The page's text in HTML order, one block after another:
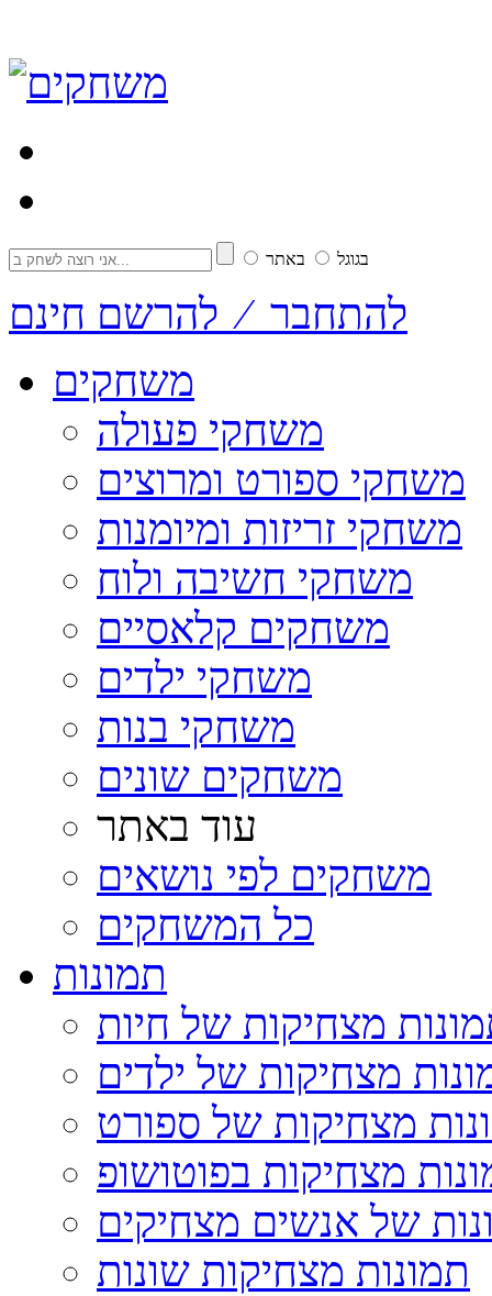
בגוגל באתר
להתחבר ⁄ להרשם חינם
משחקים
משחקי פעולה
משחקי ספורט ומרוצים
משחקי זריזות ומיומנות
משחקי חשיבה ולוח
משחקים קלאסיים
משחקי ילדים
משחקי בנות
משחקים שונים
עוד באתר
משחקים לפי נושאים
כל המשחקים
תמונות
מצחיקות של חיות
מצחיקות של ילדים
מצחיקות של ספורט
מצחיקות בפוטושופ
של אנשים מצחיקים
תמונות מצחיקות שונות